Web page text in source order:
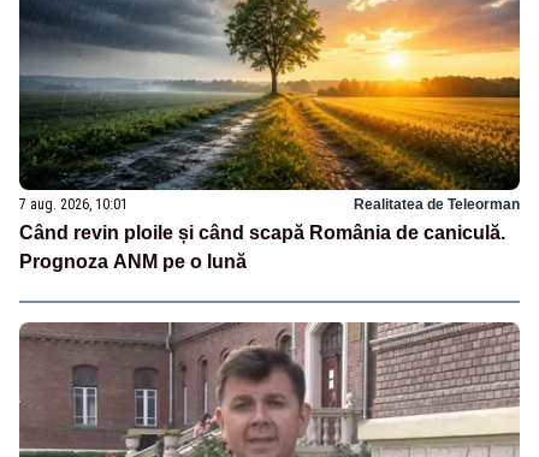
7 aug. 2026, 10:01 Realitatea de Teleorman
Când revin ploile și când scapă România de caniculă.
Prognoza ANM pe o lună